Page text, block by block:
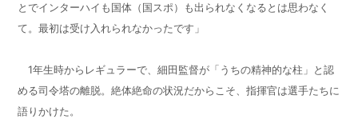
とでインターハイも国体（国スポ）も出られなくなるとは思わなく
て。最初は受け入れられなかったです」
1年生時からレギュラーで、細田監督が「うちの精神的な柱」と認
める司令塔の離脱。絶体絶命の状況だからこそ、指揮官は選手たちに
語りかけた。